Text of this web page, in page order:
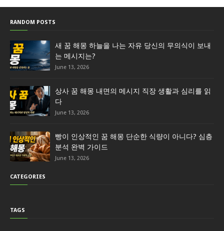
RANDOM POSTS
새 꿈 해몽 하늘을 나는 자유 당신의 무의식이 보내
는 메시지는?
June 13, 2026
상사 꿈 해몽 내면의 메시지 직장 생활과 심리를 읽
다
June 13, 2026
빵이 인상적인 꿈 해몽 단순한 식량이 아니다? 심층
분석 완벽 가이드
June 13, 2026
CATEGORIES
TAGS